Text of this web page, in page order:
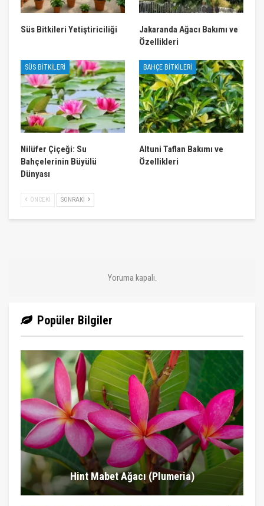
Süs Bitkileri Yetiştiriciliği
Jakaranda Ağacı Bakımı ve
Özellikleri
SÜS BITKILERI
Nilüfer Çiçeği: Su
Bahçelerinin Büyülü
Dünyası
BAHÇE BITKILERI
Altuni Taflan Bakımı ve
Özellikleri
ÖNCEKI SONRAKI
Yoruma kapalı.
Popüler Bilgiler
Hint Mabet Ağacı (Plumeria)